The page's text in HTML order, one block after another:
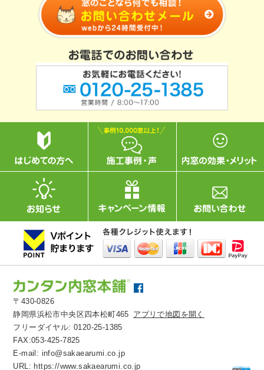
〒430-0826
静岡県浜松市中央区四本松町465 アプリで地図を開く
フリーダイヤル:0120-25-1385
FAX:053-425-7825
E-mail: info@sakaearumi.co.jp
URL: https://www.sakaearumi.co.jp